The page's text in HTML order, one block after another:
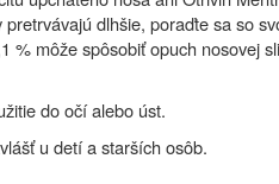
dlhšie, poraďte sa so
% môže spôsobiť opuch nosovej
do očí alebo úst.
u detí a starších osôb.